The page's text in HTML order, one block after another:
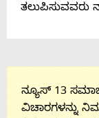
With
ತಲುಪಿಸುವವರು
ನ್ಯೂಸ್ 13
ವಿಚಾರಗಳನ್ನು